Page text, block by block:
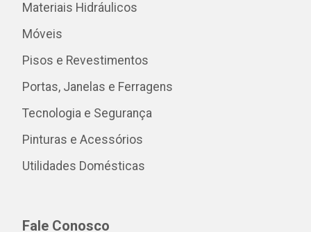
Materiais Hidráulicos
Móveis
Pisos e Revestimentos
Portas, Janelas e Ferragens
Tecnologia e Segurança
Pinturas e Acessórios
Utilidades Domésticas
Fale Conosco